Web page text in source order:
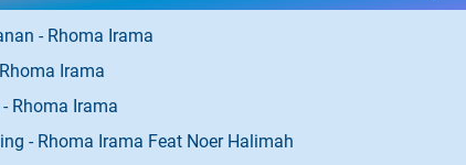
- Rhoma Irama
Irama
Rhoma Irama
- Rhoma Irama Feat Noer Halimah